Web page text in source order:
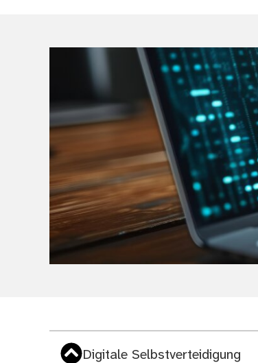
(Bild vergrößern)
Digitale Selbstverteidigung